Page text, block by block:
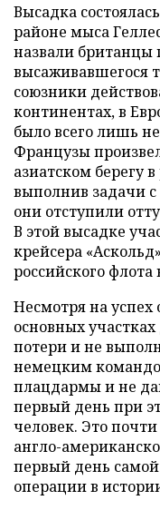
Высадка
районе мыса
назвали
высаживавшегося
союзники
континентах, в
было всего лишь
Французы
азиатском берегу
выполнив задачи
они отступили
В этой высадке
крейсера
российского
Несмотря на успех
основных
потери и не
немецким
плацдармы и не
первый день при
человек. Это
англо-
первый день
операции в